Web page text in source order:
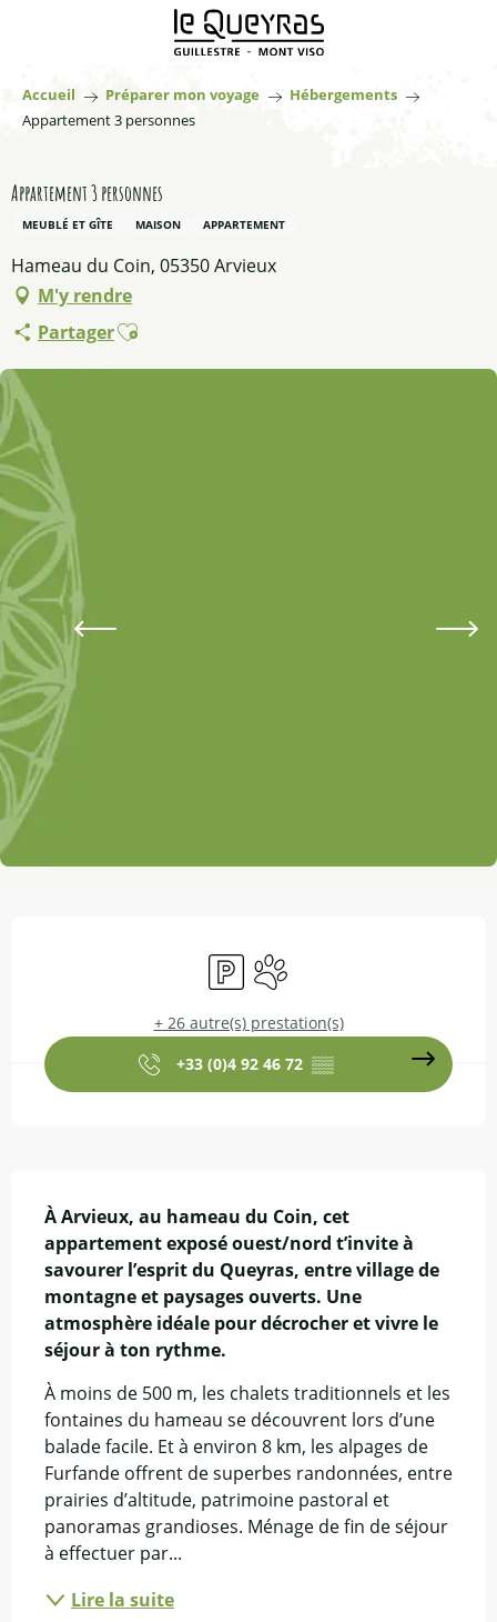
principal
Accueil Préparer mon voyage
Hébergements
Appartement 3 personnes
Appartement 3 personnes
MEUBLÉ ET GÎTE MAISON APPARTEMENT
Hameau du Coin, 05350 Arvieux
M'y rendre
PartagerAjouter aux favoris
ParkingAnimaux acceptés
+ 26 autre(s) prestation(s)
+33 (0)4 92 46 72 ▒▒
À Arvieux, au hameau du Coin, cet
appartement exposé ouest/nord t’invite à
savourer l’esprit du Queyras, entre village de
montagne et paysages ouverts. Une
atmosphère idéale pour décrocher et vivre le
séjour à ton rythme.
À moins de 500 m, les chalets traditionnels et les
fontaines du hameau se découvrent lors d’une
balade facile. Et à environ 8 km, les alpages de
Furfande offrent de superbes randonnées, entre
prairies d’altitude, patrimoine pastoral et
panoramas grandioses. Ménage de fin de séjour
à effectuer par...
Lire la suite